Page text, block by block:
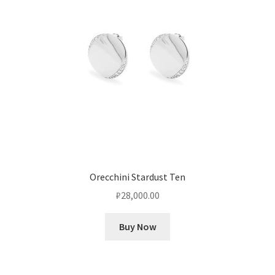
Orecchini Stardust Ten
₽28,000.00
Buy Now